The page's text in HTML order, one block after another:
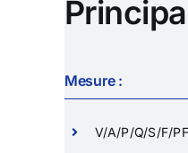
Passerelles de
Data Logger
Mesure :
V/A/P/Q/S/F/PF